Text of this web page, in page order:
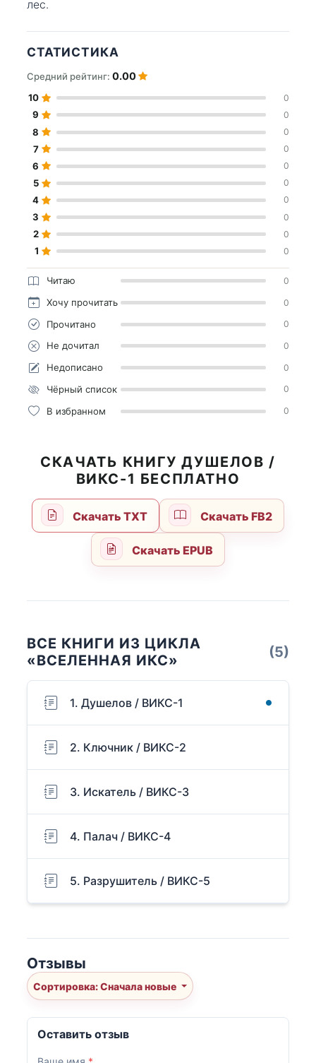
лес.
СТАТИСТИКА
Средний рейтинг: 0.00
10 0
9 0
8 0
7 0
6 0
5 0
4 0
3 0
2 0
1 0
Читаю 0
Хочу прочитать 0
Прочитано 0
Не дочитал 0
Недописано 0
Чёрный список 0
В избранном 0
СКАЧАТЬ КНИГУ ДУШЕЛОВ /
ВИКС-1 БЕСПЛАТНО
Скачать TXT Скачать FB2
Скачать EPUB
ВСЕ КНИГИ ИЗ ЦИКЛА
«ВСЕЛЕННАЯ ИКС»
(5)
1. Душелов / ВИКС-1
2. Ключник / ВИКС-2
3. Искатель / ВИКС-3
4. Палач / ВИКС-4
5. Разрушитель / ВИКС-5
Отзывы
Сортировка: Сначала новые
Оставить отзыв